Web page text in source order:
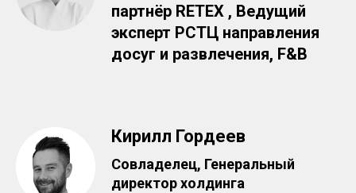
партнёр RETEX , Ведущий
эксперт РСТЦ направления
досуг и развлечения, F&B
Кирилл Гордеев
Совладелец, Генеральный
директор холдинга